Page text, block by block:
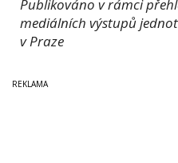
Publikováno v rámci
mediálních výstupů
v Praze